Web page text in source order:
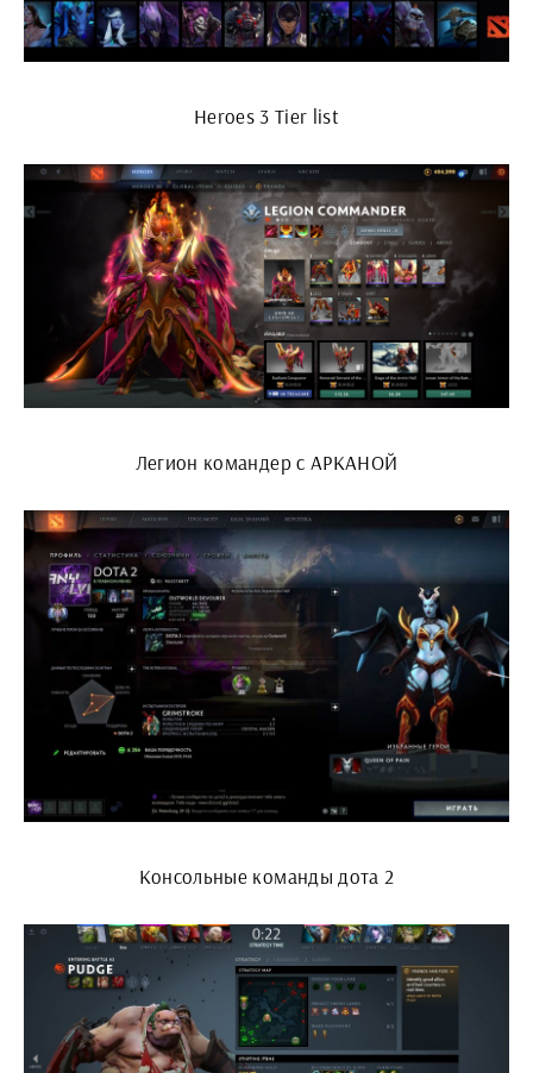
Heroes 3 Tier list
Легион командер с АРКАНОЙ
Консольные команды дота 2